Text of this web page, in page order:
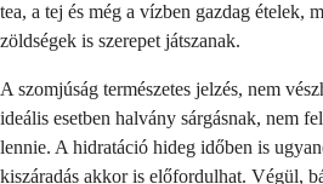
tea, a tej és még a vízben gazdag ételek,
zöldségek is szerepet játszanak.
A szomjúság természetes jelzés, nem
ideális esetben halvány sárgásnak, nem
lennie. A hidratáció hideg időben is
kiszáradás akkor is előfordulhat. Végül,